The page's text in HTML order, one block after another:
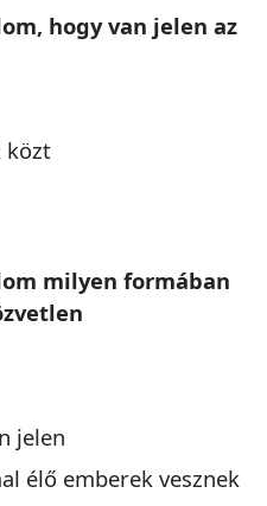
hogy van jelen az
közt
milyen formában
jelen
élő emberek vesznek